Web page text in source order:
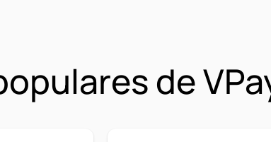
de